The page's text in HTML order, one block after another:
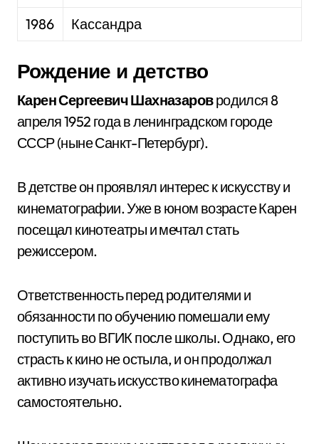
1986
Кассандра
Рождение и детство
Карен Сергеевич Шахназаровродился 8
апреля 1952 года в ленинградском городе
СССР (ныне Санкт-Петербург).
В детстве он проявлял интерес к искусству и
кинематографии. Уже в юном возрасте Карен
посещал кинотеатры и мечтал стать
режиссером.
Ответственность перед родителями и
обязанности по обучению помешали ему
поступить во ВГИК после школы. Однако, его
страсть к кино не остыла, и он продолжал
активно изучать искусство кинематографа
самостоятельно.